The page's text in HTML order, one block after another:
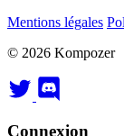
Mentions légales
© 2026 Kompozer
Connexion